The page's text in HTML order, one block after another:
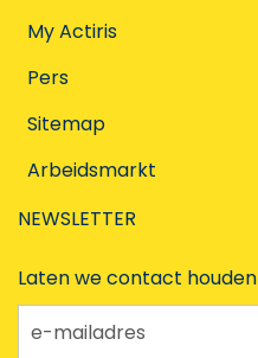
My Actiris
Pers
Sitemap
Arbeidsmarkt
NEWSLETTER
Laten we contact houden
e-mailadres